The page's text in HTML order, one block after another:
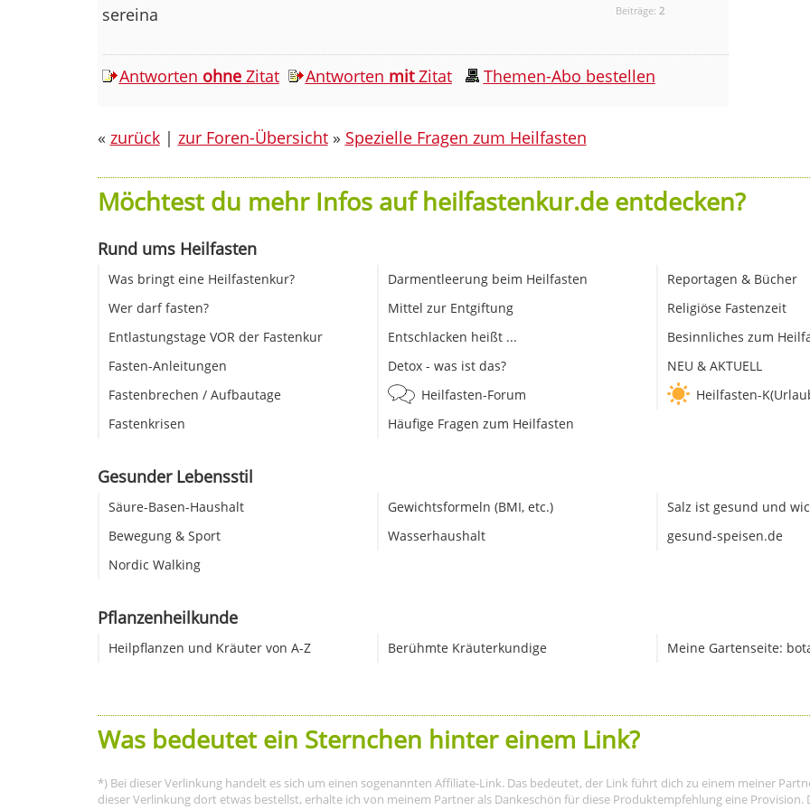
Beiträge: 2
sereina
Antworten ohneZitat Antworten mitZitat Themen-Abo bestellen
« zurück| zur Foren-Übersicht» Spezielle Fragen zum Heilfasten
Möchtest du mehr Infos auf heilfastenkur.de entdecken?
Rund ums Heilfasten
Was bringt eine Heilfastenkur?
Wer darf fasten?
Entlastungstage VOR der Fastenkur
Fasten-Anleitungen
Fastenbrechen / Aufbautage
Fastenkrisen
Darmentleerung beim Heilfasten
Mittel zur Entgiftung
Entschlacken heißt ...
Detox - was ist das?
Heilfasten-Forum
Häufige Fragen zum Heilfasten
Reportagen & Bücher
Religiöse Fastenzeit
Besinnliches zum
NEU & AKTUELL
Heilfasten-
Gesunder Lebensstil
Säure-Basen-Haushalt
Bewegung & Sport
Nordic Walking
Gewichtsformeln (BMI, etc.)
Wasserhaushalt
Salz ist gesund und
gesund-speisen.de
Pflanzenheilkunde
Heilpflanzen und Kräuter von A-Z Berühmte Kräuterkundige Meine Gartenseite:
Was bedeutet ein Sternchen hinter einem Link?
*) Bei dieser Verlinkung handelt es sich um einen sogenannten Affiliate-Link. Das bedeutet, der Link führt dich zu einem meiner
dieser Verlinkung dort etwas bestellst, erhalte ich von meinem Partner als Dankeschön für diese Produktempfehlung eine Provision.